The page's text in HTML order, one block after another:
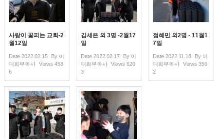
사랑이 꽃피는 교회-2
월12일
Date 2022.02.15 By 이
대희부목사 Views 458
6
김세은 외 3명 -2월17
일
Date 2022.02.17 By 이
대희부목사 Views 620
3
정혜민 외2명 - 11월1
7일
Date 2022.11.18 By 이
대희부목사 Views 356
2